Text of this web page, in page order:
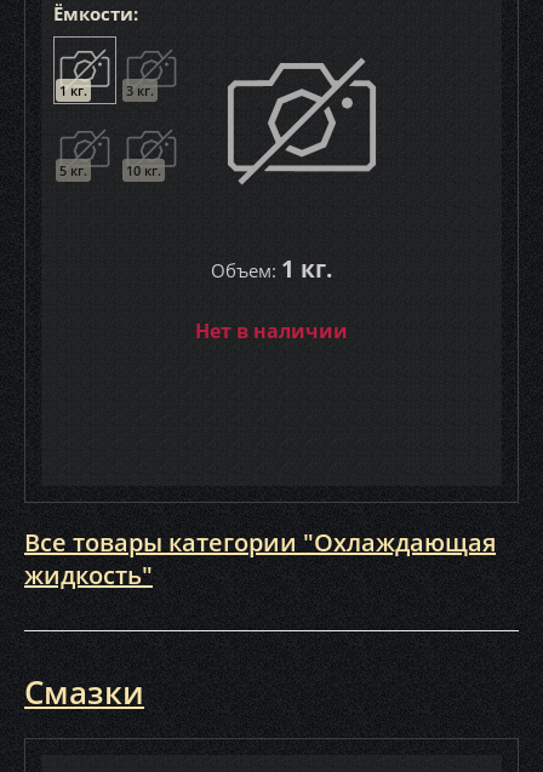
Ёмкости:
1 кг. 3 кг.
5 кг. 10 кг.
Объем: 1 кг.
Нет в наличии
Все товары категории "Охлаждающая
жидкость"
Смазки